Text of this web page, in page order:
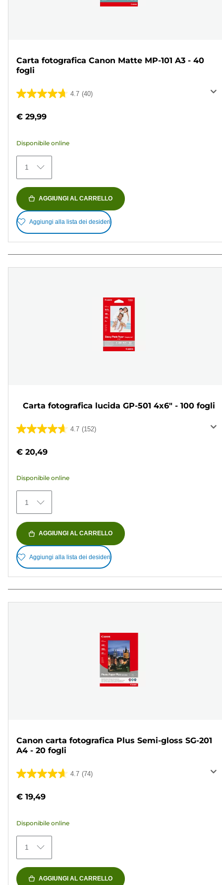
Carta fotografica Canon Matte MP-101 A3 - 40
fogli
4.7 (40)
4.7
5
40
recensioni
€ 29,99
Disponibile online
1
AGGIUNGI AL CARRELLO
Aggiungi alla lista dei desideri
Carta fotografica lucida GP-501 4x6" - 100 fogli
4.7 (152)
4.7
5
152
recensioni
€ 20,49
Disponibile online
1
AGGIUNGI AL CARRELLO
Aggiungi alla lista dei desideri
Canon carta fotografica Plus Semi-gloss SG-201
A4 - 20 fogli
4.7 (74)
4.7
5
74
recensioni
€ 19,49
Disponibile online
1
AGGIUNGI AL CARRELLO